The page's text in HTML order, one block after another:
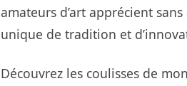
amateurs d’art apprécient
unique de tradition et
Découvrez les coulisses de